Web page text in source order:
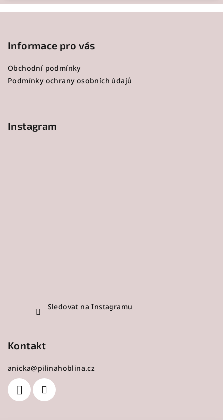
Informace pro vás
Obchodní podmínky
Podmínky ochrany osobních údajů
Instagram
Sledovat na Instagramu
Kontakt
anicka@pilinahoblina.cz